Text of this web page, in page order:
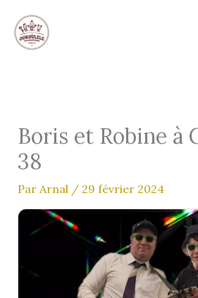
contenu
Boris et Robine à
38
Par Arnal / 29 février 2024